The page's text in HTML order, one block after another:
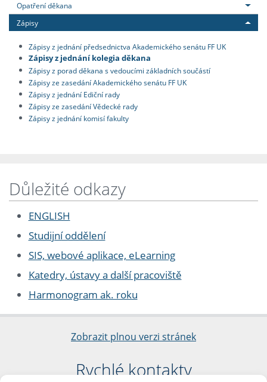
Opatření děkana
Zápisy
Zápisy z jednání předsednictva Akademického senátu FF UK
Zápisy z jednání kolegia děkana
Zápisy z porad děkana s vedoucími základních součástí
Zápisy ze zasedání Akademického senátu FF UK
Zápisy z jednání Ediční rady
Zápisy ze zasedání Vědecké rady
Zápisy z jednání komisí fakulty
Důležité odkazy
ENGLISH
Studijní oddělení
SIS, webové aplikace, eLearning
Katedry, ústavy a další pracoviště
Harmonogram ak. roku
Zobrazit plnou verzi stránek
Rychlé kontakty